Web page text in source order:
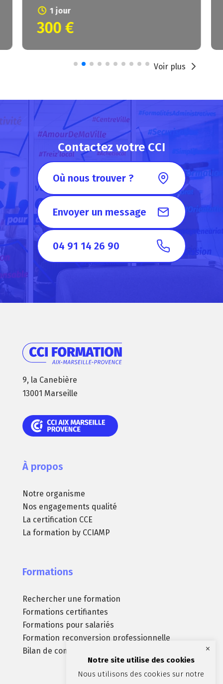
1 jour
300 €
Voir plus
Contactez votre CCI
Où nous trouver ?
Envoyer un message
04 91 14 26 90
9, la Canebière
13001 Marseille
À propos
Notre organisme
Nos engagements qualité
La certification CCE
La formation by CCIAMP
Formations
Rechercher une formation
Formations certifiantes
Formations pour salariés
Formation reconversion professionnelle
Bilan de compétences
Notre site utilise des cookies
Nous utilisons des cookies sur notre
×